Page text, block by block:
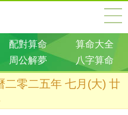
配對算命
算命大全
周公解夢 八字算命
零二五年 七月(大) 廿